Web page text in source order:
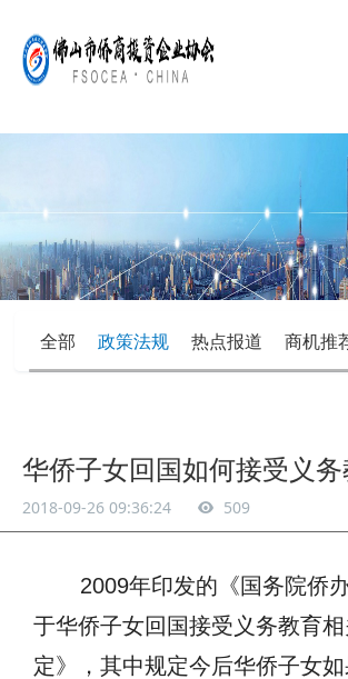
全部 政策法规 热点报道 商机推
华侨子女回国如何接受义务
2018-09-26 09:36:24 509
2009年印发的《国务院侨办
于华侨子女回国接受义务教育
定》，其中规定今后华侨子女